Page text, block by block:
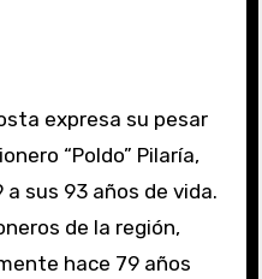
expresa su pesar
“Poldo” Pilaría,
sus 93 años de vida.
de la región,
hace 79 años